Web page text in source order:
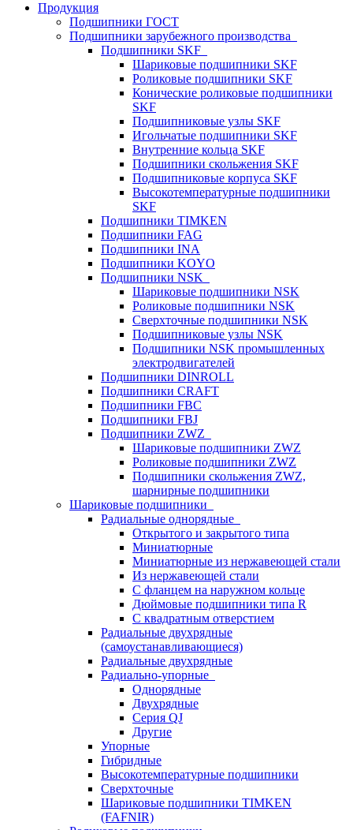
Продукция
Подшипники ГОСТ
Подшипники зарубежного производства
Подшипники SKF
Шариковые подшипники SKF
Роликовые подшипники SKF
Конические роликовые подшипники
SKF
Подшипниковые узлы SKF
Игольчатые подшипники SKF
Внутренние кольца SKF
Подшипники скольжения SKF
Подшипниковые корпуса SKF
Высокотемпературные подшипники
SKF
Подшипники TIMKEN
Подшипники FAG
Подшипники INA
Подшипники KOYO
Подшипники NSK
Шариковые подшипники NSK
Роликовые подшипники NSK
Сверхточные подшипники NSK
Подшипниковые узлы NSK
Подшипники NSK промышленных
электродвигателей
Подшипники DINROLL
Подшипники CRAFT
Подшипники FBC
Подшипники FBJ
Подшипники ZWZ
Шариковые подшипники ZWZ
Роликовые подшипники ZWZ
Подшипники скольжения ZWZ,
шарнирные подшипники
Шариковые подшипники
Радиальные однорядные
Открытого и закрытого типа
Миниатюрные
Миниатюрные из нержавеющей стали
Из нержавеющей стали
С фланцем на наружном кольце
Дюймовые подшипники типа R
С квадратным отверстием
Радиальные двухрядные
(самоустанавливающиеся)
Радиальные двухрядные
Радиально-упорные
Однорядные
Двухрядные
Серия QJ
Другие
Упорные
Гибридные
Высокотемпературные подшипники
Сверхточные
Шариковые подшипники TIMKEN
(FAFNIR)